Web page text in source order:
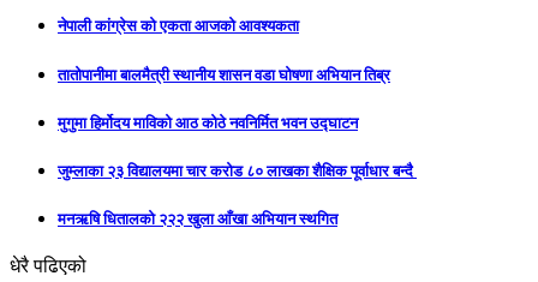
नेपाली कांग्रेस को एकता आजको आवश्यकता
तातोपानीमा बालमैत्री स्थानीय शासन वडा घोषणा अभियान तिब्र
मुगुमा हिर्मोदय माविको आठ कोठे नवनिर्मित भवन उद्घाटन
जुम्लाका २३ विद्यालयमा चार करोड ८० लाखका शैक्षिक पूर्वाधार बन्दै
मनऋषि धितालको २२२ खुला आँखा अभियान स्थगित
धेरै पढिएको